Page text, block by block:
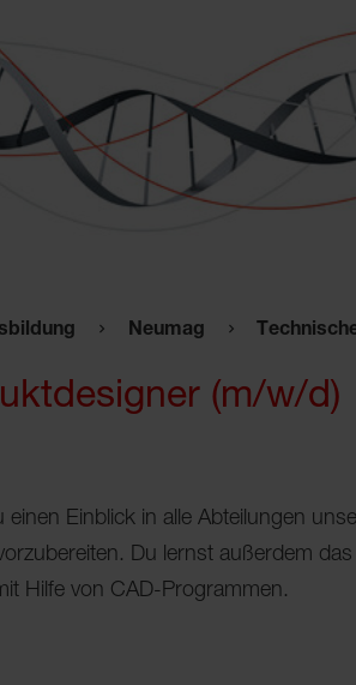
Neumag
(m/w/d)
einen Einblick in alle Abteilungen
Du lernst außerdem
Hilfe von CAD-Programmen.